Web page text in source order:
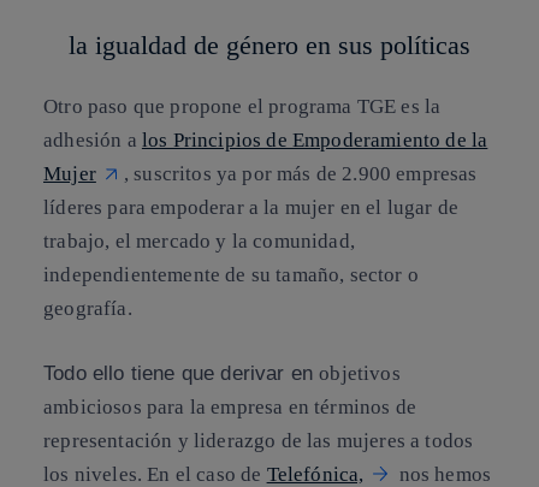
la igualdad de género en sus políticas
Otro paso que propone el programa TGE es la
adhesión a los Principios de Empoderamiento de la
Mujer
, suscritos ya por más de 2.900 empresas
líderes para empoderar a la mujer en el lugar de
trabajo, el mercado y la comunidad,
independientemente de su tamaño, sector o
geografía.
Todo ello tiene que derivar enobjetivos
ambiciosos para la empresa en términos de
representación y liderazgo de las mujeres a todos
los niveles. En el caso de Telefónica,
nos hemos